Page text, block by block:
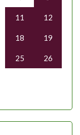
11 12
18 19
25 26